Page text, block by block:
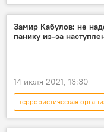
Новости
В мире
уничтожение
Талибы захватывают
Замир Кабулов: не
панику из-за
14 июля 2021, 13:30
террористическая
Новости
В мире